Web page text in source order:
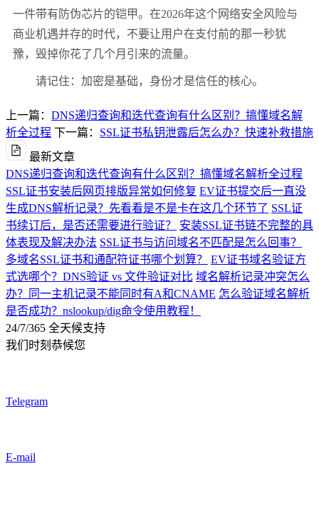
一件带有防伪芯片的铠甲。在2026年这个网络安全风险与
商业机遇并存的时代，不要让用户在支付前的那一秒犹
豫，毁掉你花了几个月引来的流量。
请记住：加密是基础，身份才是信任的核心。
上一篇： DNS递归查询和迭代查询有什么区别？搞懂域名解
析全过程 下一篇： SSL证书私钥泄露后怎么办？快速补救措施
最新文章
DNS递归查询和迭代查询有什么区别？搞懂域名解析全过程
SSL证书安装后网页排版异常如何修复 EV证书提交后一直没
生成DNS解析记录？先看看是不是卡在这几个环节了 SSL证
书续订后，是否还需要进行验证？
安装SSL证书链不完整的具
体表现及解决办法 SSL证书与访问域名不匹配是怎么回事？
多域名SSL证书和通配符证书哪个划算？
EV证书域名验证方
式选哪个？DNS验证 vs 文件验证对比 域名解析记录冲突怎么
办？同一主机记录不能同时有A和CNAME 怎么验证域名解析
是否成功？nslookup/dig命令使用教程！
24/7/365 全天候支持
我们时刻恭候您
Telegram
E-mail